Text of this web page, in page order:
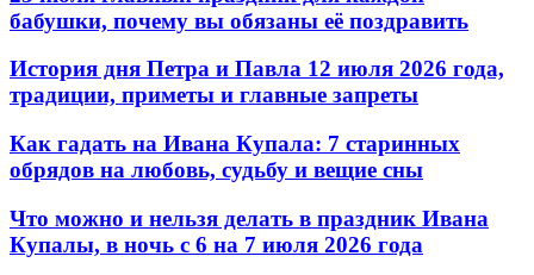
бабушки, почему вы обязаны её поздравить
История дня Петра и Павла 12 июля 2026 года,
традиции, приметы и главные запреты
Как гадать на Ивана Купала: 7 старинных
обрядов на любовь, судьбу и вещие сны
Что можно и нельзя делать в праздник Ивана
Купалы, в ночь с 6 на 7 июля 2026 года